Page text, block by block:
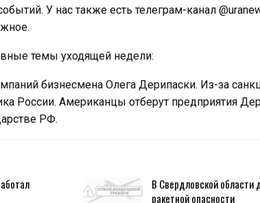
У нас также есть телеграм-канал
темы уходящей недели:
бизнесмена Олега Дерипаски. Из-за
России. Американцы отберут предприятия
РФ.
В Свердловской области
ракетной опасности